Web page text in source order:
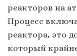
реакторов на
Процесс
реактора, это
который